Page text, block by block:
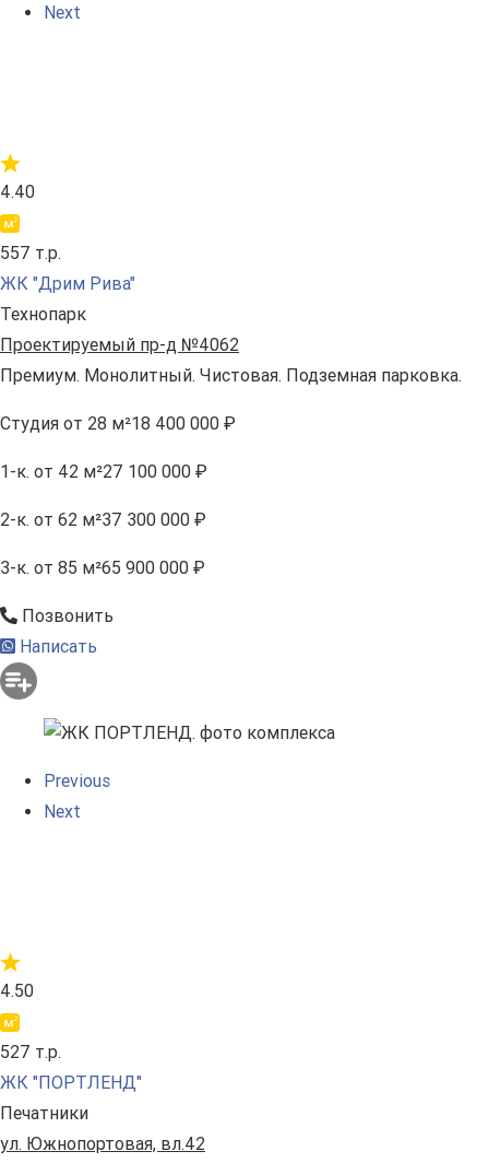
Next
4.40
557 т.р.
ЖК "Дрим Рива"
Технопарк
Проектируемый пр-д №4062
Премиум. Монолитный. Чистовая. Подземная парковка.
Студия от 28 м²18 400 000 ₽
1-к. от 42 м²27 100 000 ₽
2-к. от 62 м²37 300 000 ₽
3-к. от 85 м²65 900 000 ₽
Позвонить
Написать
Previous
Next
4.50
527 т.р.
ЖК "ПОРТЛЕНД"
Печатники
ул. Южнопортовая, вл.42